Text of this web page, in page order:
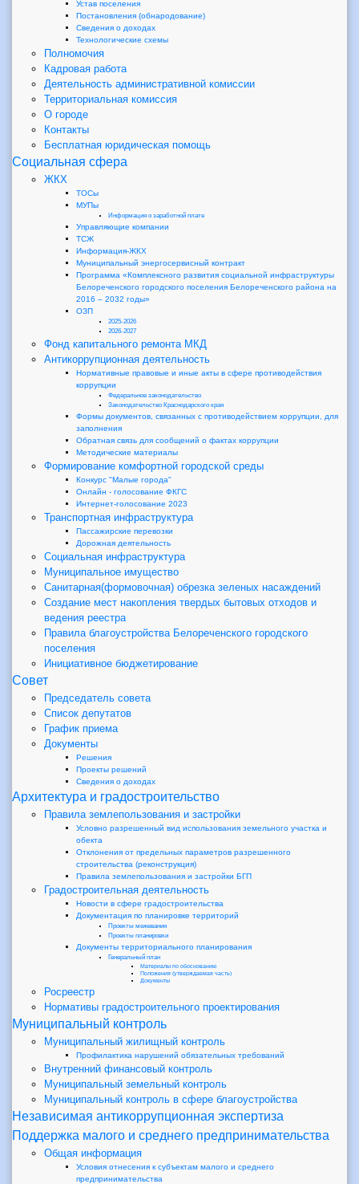
Устав поселения
Постановления (обнародование)
Сведения о доходах
Технологические схемы
Полномочия
Кадровая работа
Деятельность административной комиссии
Территориальная комиссия
О городе
Контакты
Бесплатная юридическая помощь
Социальная сфера
ЖКХ
ТОСы
МУПы
Информация о заработной плате
Управляющие компании
ТСЖ
Информация-ЖКХ
Муниципальный энергосервисный контракт
Программа «Комплексного развития социальной инфраструктуры
Белореченского городского поселения Белореченского района на
2016 – 2032 годы»
ОЗП
2025-2026
2026-2027
Фонд капитального ремонта МКД
Антикоррупционная деятельность
Нормативные правовые и иные акты в сфере противодействия
коррупции
Федеральное законодательство
Законодательство Краснодарского края
Формы документов, связанных с противодействием коррупции, для
заполнения
Обратная связь для сообщений о фактах коррупции
Методические материалы
Формирование комфортной городской среды
Конкурс "Малые города"
Онлайн - голосование ФКГС
Интернет-голосование 2023
Транспортная инфраструктура
Пассажирские перевозки
Дорожная деятельность
Социальная инфраструктура
Муниципальное имущество
Санитарная(формовочная) обрезка зеленых насаждений
Создание мест накопления твердых бытовых отходов и
ведения реестра
Правила благоустройства Белореченского городского
поселения
Инициативное бюджетирование
Совет
Председатель совета
Список депутатов
График приема
Документы
Решения
Проекты решений
Сведения о доходах
Архитектура и градостроительство
Правила землепользования и застройки
Условно разрешенный вид использования земельного участка и
обекта
Отклонения от предельных параметров разрешенного
строительства (реконструкция)
Правила землепользования и застройки БГП
Градостроительная деятельность
Новости в сфере градостроительства
Документация по планировке территорий
Проекты межевания
Проекты планировки
Документы территориального планирования
Генеральный план
Материалы по обоснованию
Положения (утверждаемая часть)
Документы
Росреестр
Нормативы градостроительного проектирования
Муниципальный контроль
Муниципальный жилищный контроль
Профилактика нарушений обязательных требований
Внутренний финансовый контроль
Муниципальный земельный контроль
Муниципальный контроль в сфере благоустройства
Независимая антикоррупционная экспертиза
Поддержка малого и среднего предпринимательства
Общая информация
Условия отнесения к субъектам малого и среднего
предпринимательства